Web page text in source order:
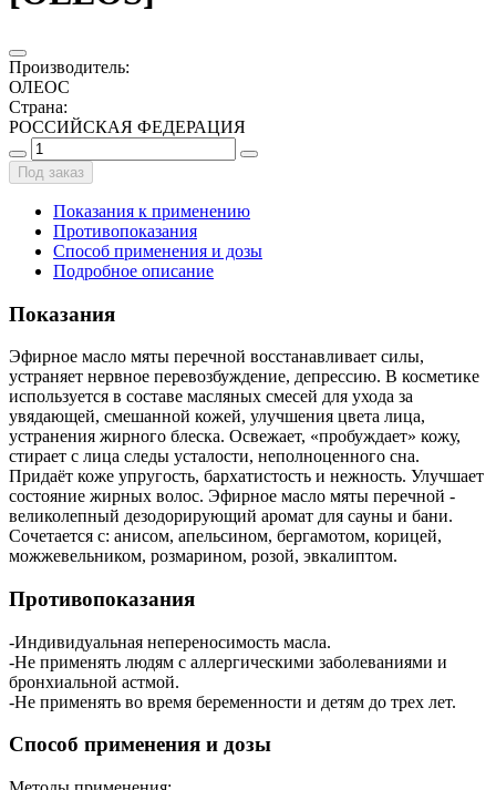
Производитель:
ОЛЕОС
Страна:
РОССИЙСКАЯ ФЕДЕРАЦИЯ
Под заказ
Показания к применению
Противопоказания
Способ применения и дозы
Подробное описание
Показания
Эфирное масло мяты перечной восстанавливает силы,
устраняет нервное перевозбуждение, депрессию. В косметике
используется в составе масляных смесей для ухода за
увядающей, смешанной кожей, улучшения цвета лица,
устранения жирного блеска. Освежает, «пробуждает» кожу,
стирает с лица следы усталости, неполноценного сна.
Придаёт коже упругость, бархатистость и нежность. Улучшает
состояние жирных волос. Эфирное масло мяты перечной -
великолепный дезодорирующий аромат для сауны и бани.
Сочетается с: анисом, апельсином, бергамотом, корицей,
можжевельником, розмарином, розой, эвкалиптом.
Противопоказания
-Индивидуальная непереносимость масла.
-Не применять людям с аллергическими заболеваниями и
бронхиальной астмой.
-Не применять во время беременности и детям до трех лет.
Способ применения и дозы